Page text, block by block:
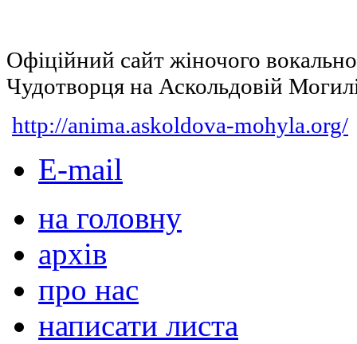
Офіційний сайт жіночого
Чудотворця на Аскольдовій
http://anima.askoldova-mohyla.org/
E-mail
на головну
архів
про нас
написати листа